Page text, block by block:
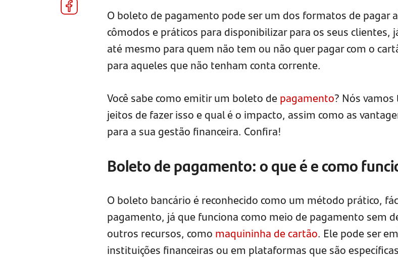
O boleto de pagamento pode ser um dos formatos de pagar
cômodos e práticos para disponibilizar para os seus clientes,
até mesmo para quem não tem ou não quer pagar com o
para aqueles que não tenham conta corrente.
Você sabe como emitir um boleto depagamento? Nós
jeitos de fazer isso e qual é o impacto, assim como as
para a sua gestão financeira. Confira!
Boleto de pagamento: o que é e como
O boleto bancário é reconhecido como um método prático,
pagamento, já que funciona como meio de pagamento sem
outros recursos, como maquininha de cartão. Ele pode ser
instituições financeiras ou em plataformas que são